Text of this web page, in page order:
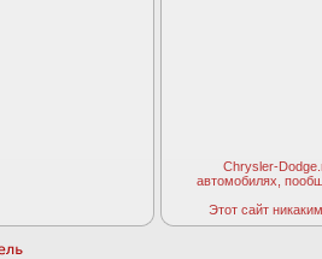
Chrysler-
автомобилях,
Этот сайт